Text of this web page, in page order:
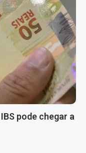
pode chegar a